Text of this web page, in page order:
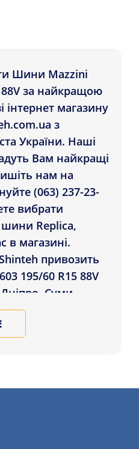
Шини Mazzini
88V за найкращою
інтернет магазину
з
України. Наші
Вам найкращі
нам на
(063) 237-23-
вибрати
шини Replica,
в магазині.
привозить
195/60 R15 88V
Суми,
України.
на всі сезони